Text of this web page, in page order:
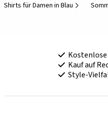
Shirts für Damen in Blau
Kostenlose
Kauf auf
Style-